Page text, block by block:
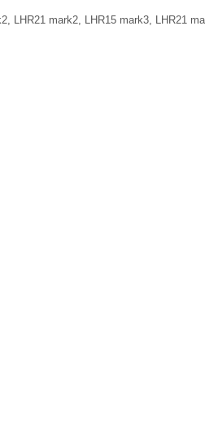
LHR21 mark2, LHR15 mark3, LHR21